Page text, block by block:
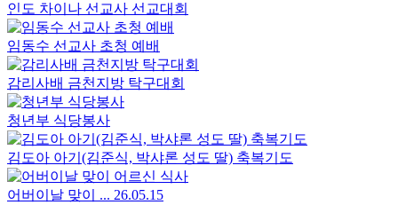
인도 차이나 선교사 선교대회
임동수 선교사 초청 예배
감리사배 금천지방 탁구대회
청년부 식당봉사
김도아 아기(김준식, 박샤론 성도 딸) 축복기도
어버이날 맞이 ... 26.05.15